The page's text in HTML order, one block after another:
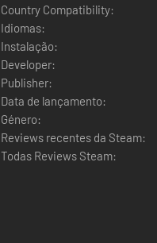
Country Compatibility:
Idiomas:
Instalação:
Developer:
Publisher:
Data de lançamento:
Género:
Reviews recentes da Steam:
Todas Reviews Steam: